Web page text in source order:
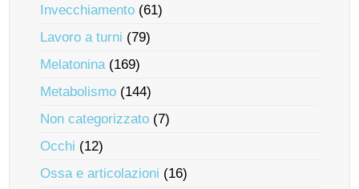
Invecchiamento (61)
Lavoro a turni (79)
Melatonina(169)
Metabolismo (144)
Non categorizzato (7)
Occhi (12)
Ossa e articolazioni (16)